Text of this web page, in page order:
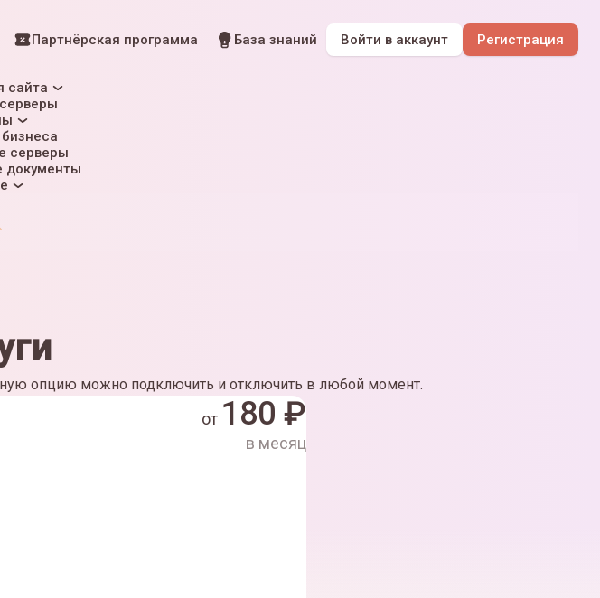
Партнёрская программа База знаний Войти в аккаунт Регистрация
сайта
серверы
документы
опцию можно подключить и отключить в любой момент.
от 180 ₽
в месяц